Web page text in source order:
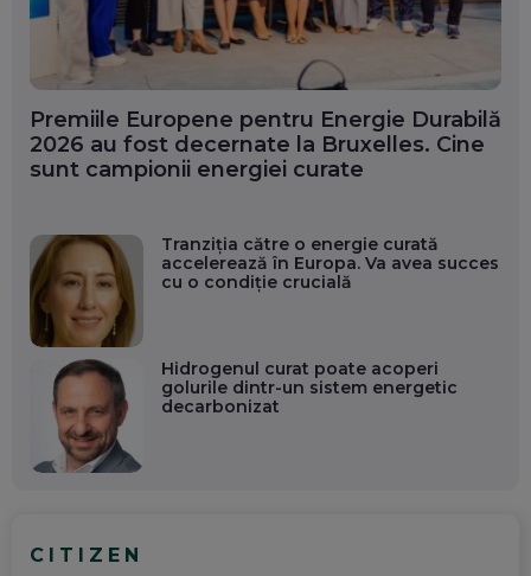
Premiile Europene pentru Energie Durabilă
2026 au fost decernate la Bruxelles. Cine
sunt campionii energiei curate
Tranziția către o energie curată
accelerează în Europa. Va avea succes
cu o condiție crucială
Hidrogenul curat poate acoperi
golurile dintr-un sistem energetic
decarbonizat
CITIZEN